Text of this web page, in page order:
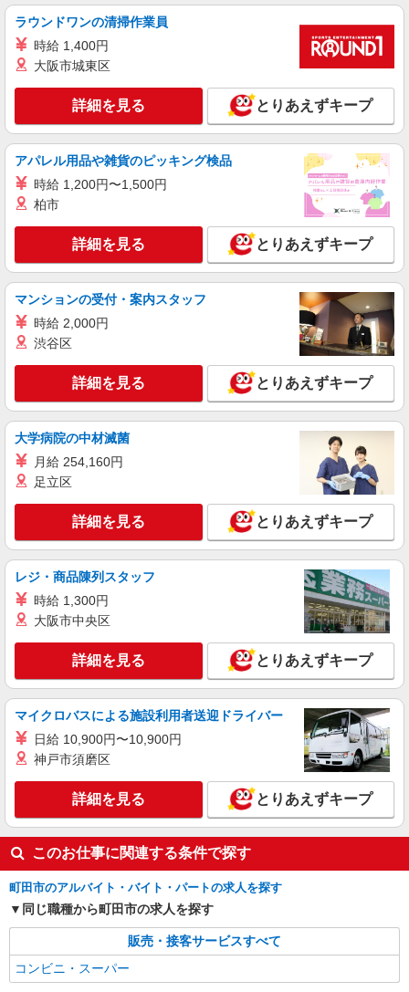
ラウンドワンの清掃作業員
時給 1,400円
大阪市城東区
詳細を見る とりあえずキープ
アパレル用品や雑貨のピッキング検品
時給 1,200円〜1,500円
柏市
詳細を見る とりあえずキープ
マンションの受付・案内スタッフ
時給 2,000円
渋谷区
詳細を見る とりあえずキープ
大学病院の中材滅菌
月給 254,160円
足立区
詳細を見る とりあえずキープ
レジ・商品陳列スタッフ
時給 1,300円
大阪市中央区
詳細を見る とりあえずキープ
マイクロバスによる施設利用者送迎ドライバー
日給 10,900円〜10,900円
神戸市須磨区
詳細を見る とりあえずキープ
このお仕事に関連する条件で探す
町田市のアルバイト・バイト・パートの求人を探す
同じ職種から町田市の求人を探す
販売・接客サービスすべて
コンビニ・スーパー